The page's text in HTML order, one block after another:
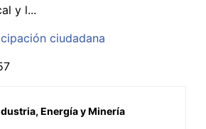
y l...
ciudadana
Energía y Minería